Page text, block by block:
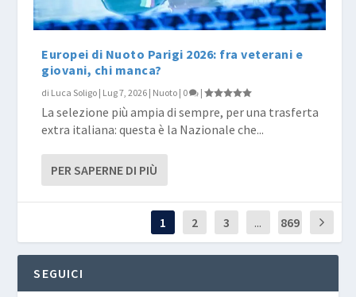
Europei di Nuoto Parigi 2026: fra veterani e
giovani, chi manca?
di Luca Soligo | Lug 7, 2026 | Nuoto | 0 |
La selezione più ampia di sempre, per una trasferta
extra italiana: questa è la Nazionale che...
PER SAPERNE DI PIÙ
1 2 3 ... 869
SEGUICI